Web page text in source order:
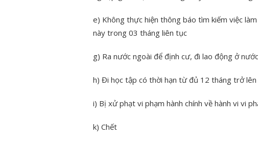
e) Không thực hiện thông báo tìm kiếm việc
này trong 03 tháng liên tục
g) Ra nước ngoài để định cư, đi lao động ở
h) Đi học tập có thời hạn từ đủ 12 tháng trở lên
i) Bị xử phạt vi phạm hành chính về hành vi vi
k) Chết